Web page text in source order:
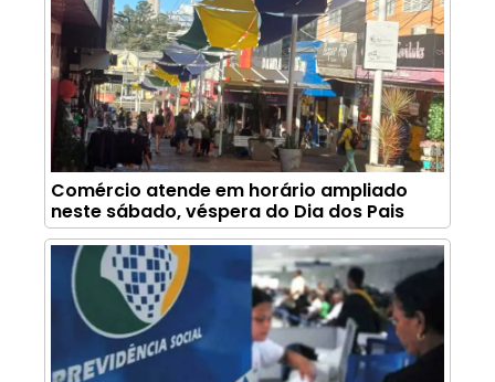
Comércio atende em horário ampliado
neste sábado, véspera do Dia dos Pais